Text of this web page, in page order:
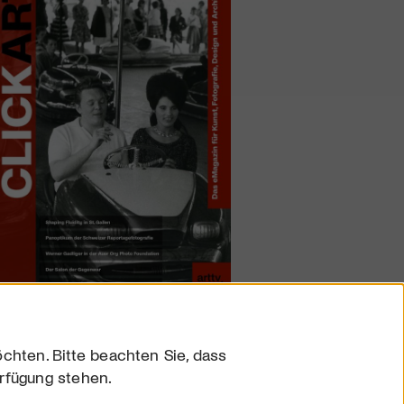
Bitte beachten Sie, dass
stehen.